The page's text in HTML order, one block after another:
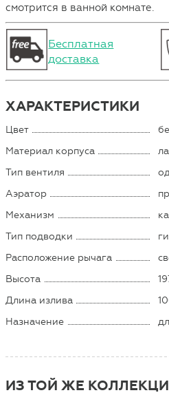
смотрится в ванной комнате.
Бесплатная
доставка
ХАРАКТЕРИСТИКИ
Цвет
Материал корпуса
Тип вентиля
Аэратор
Механизм
Тип подводки
Расположение рычага
Высота
Длина излива
Назначение
ИЗ ТОЙ ЖЕ